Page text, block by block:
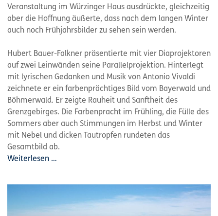
Veranstaltung im Würzinger Haus ausdrückte, gleichzeitig
aber die Hoffnung äußerte, dass nach dem langen Winter
auch noch Frühjahrsbilder zu sehen sein werden.
Hubert Bauer-Falkner präsentierte mit vier Diaprojektoren
auf zwei Leinwänden seine Parallelprojektion. Hinterlegt
mit lyrischen Gedanken und Musik von Antonio Vivaldi
zeichnete er ein farbenprächtiges Bild vom Bayerwald und
Böhmerwald. Er zeigte Rauheit und Sanftheit des
Grenzgebirges. Die Farbenpracht im Frühling, die Fülle des
Sommers aber auch Stimmungen im Herbst und Winter
mit Nebel und dicken Tautropfen rundeten das
Gesamtbild ab.
Weiterlesen …